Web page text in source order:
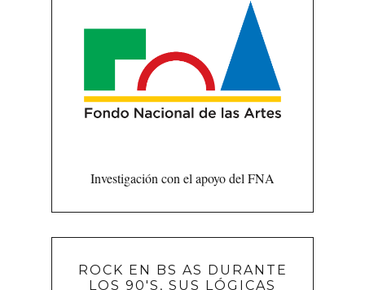
Investigación con el apoyo del FNA
ROCK EN BS AS DURANTE
LOS 90'S, SUS LÓGICAS